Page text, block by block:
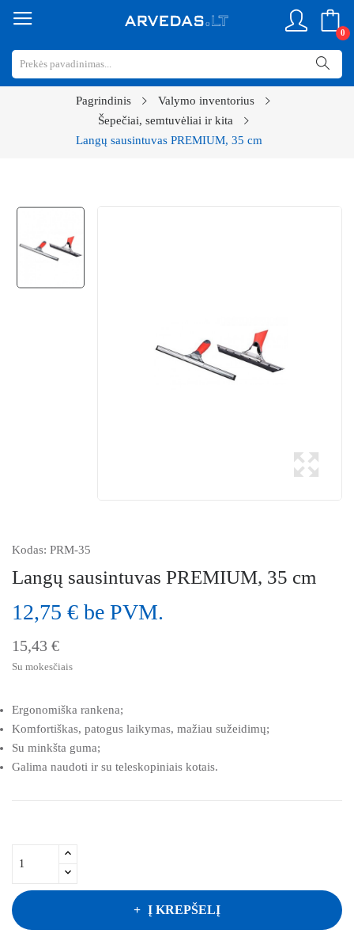
0
Pagrindinis
Valymo inventorius
Šepečiai, semtuvėliai ir kita
Langų sausintuvas PREMIUM, 35 cm
Kodas: PRM-35
Langų sausintuvas PREMIUM, 35 cm
12,75 € be PVM.
15,43 €
Su mokesčiais
Ergonomiška rankena;
Komfortiškas, patogus laikymas, mažiau sužeidimų;
Su minkšta guma;
Galima naudoti ir su teleskopiniais kotais.
Į KREPŠELĮ